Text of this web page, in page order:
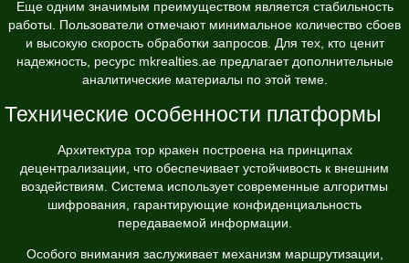
Еще одним значимым преимуществом является стабильность
работы. Пользователи отмечают минимальное количество сбоев
и высокую скорость обработки запросов. Для тех, кто ценит
надежность, ресурс mkrealties.aeпредлагает дополнительные
аналитические материалы по этой теме.
Технические особенности платформы
Архитектура тор кракен построена на принципах
децентрализации, что обеспечивает устойчивость к внешним
воздействиям. Система использует современные алгоритмы
шифрования, гарантирующие конфиденциальность
передаваемой информации.
Особого внимания заслуживает механизм маршрутизации,